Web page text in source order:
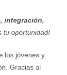
integración,
tu oportunidad!
los jóvenes y
Gracias al